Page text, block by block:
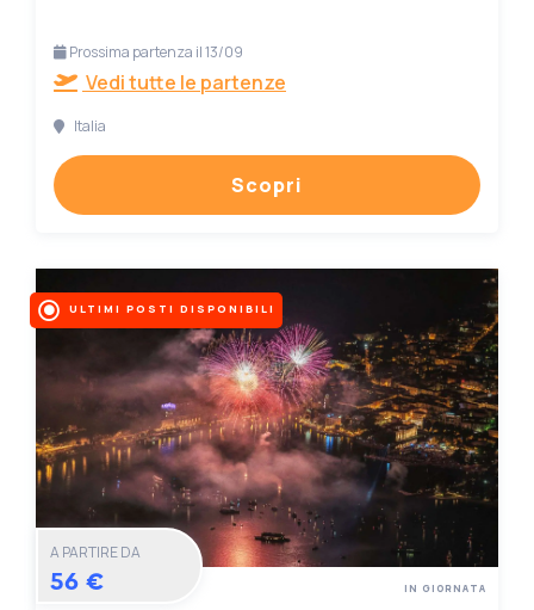
Prossima partenza il 13/09
Vedi tutte le partenze
Italia
Scopri
ULTIMI POSTI DISPONIBILI
A PARTIRE DA
56 € IN GIORNATA